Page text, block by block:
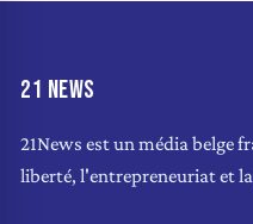
21 NEWS
21News est un média belge
liberté, l'entrepreneuriat et